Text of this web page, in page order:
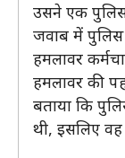
उसने एक
जवाब में पुलिस
हमलावर
हमलावर की
बताया कि
थी, इसलिए